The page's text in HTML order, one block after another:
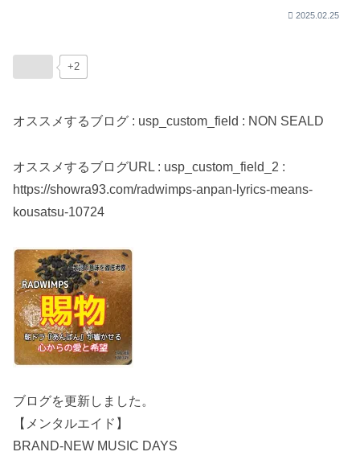
2025.02.25
+2
オススメするブログ : usp_custom_field : NON SEALD
オススメするブログURL : usp_custom_field_2 :
https://showra93.com/radwimps-anpan-lyrics-means-
kousatsu-10724
ブログを更新しました。
【メンタルエイド】
BRAND-NEW MUSIC DAYS